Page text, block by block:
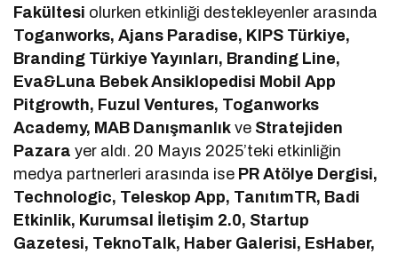
Fakültesi olurken etkinliği destekleyenler arasında
Toganworks, Ajans Paradise, KIPS Türkiye,
Branding Türkiye Yayınları, Branding Line,
Eva&Luna Bebek Ansiklopedisi Mobil App
Pitgrowth, Fuzul Ventures, Toganworks
Academy, MAB Danışmanlık ve Stratejiden
Pazara yer aldı. 20 Mayıs 2025’teki etkinliğin
medya partnerleri arasında ise PR Atölye Dergisi,
Technologic, Teleskop App, TanıtımTR, Badi
Etkinlik, Kurumsal İletişim 2.0, Startup
Gazetesi, TeknoTalk, Haber Galerisi, EsHaber,